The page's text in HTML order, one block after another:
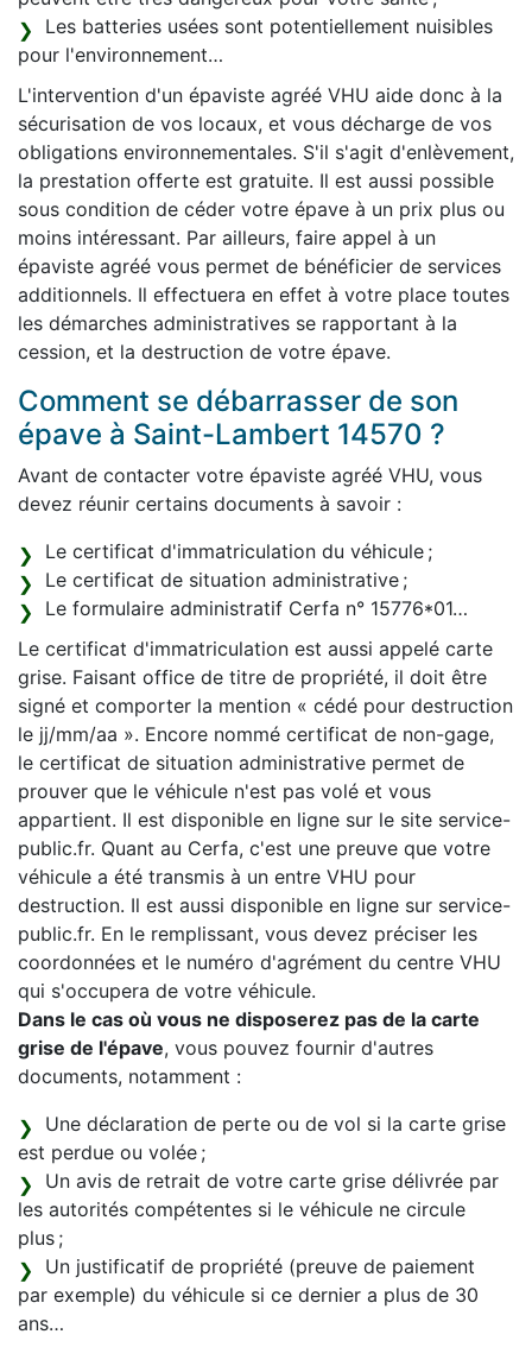
Les batteries usées sont potentiellement nuisibles
pour l'environnement…
L'intervention d'un épaviste agréé VHU aide donc à la
sécurisation de vos locaux, et vous décharge de vos
obligations environnementales. S'il s'agit d'enlèvement,
la prestation offerte est gratuite. Il est aussi possible
sous condition de céder votre épave à un prix plus ou
moins intéressant. Par ailleurs, faire appel à un
épaviste agréé vous permet de bénéficier de services
additionnels. Il effectuera en effet à votre place toutes
les démarches administratives se rapportant à la
cession, et la destruction de votre épave.
Comment se débarrasser de son
épave à Saint-Lambert 14570 ?
Avant de contacter votre épaviste agréé VHU, vous
devez réunir certains documents à savoir :
Le certificat d'immatriculation du véhicule ;
Le certificat de situation administrative ;
Le formulaire administratif Cerfa n° 15776*01…
Le certificat d'immatriculation est aussi appelé carte
grise. Faisant office de titre de propriété, il doit être
signé et comporter la mention « cédé pour destruction
le jj/mm/aa ». Encore nommé certificat de non-gage,
le certificat de situation administrative permet de
prouver que le véhicule n'est pas volé et vous
appartient. Il est disponible en ligne sur le site service-
public.fr. Quant au Cerfa, c'est une preuve que votre
véhicule a été transmis à un entre VHU pour
destruction. Il est aussi disponible en ligne sur service-
public.fr. En le remplissant, vous devez préciser les
coordonnées et le numéro d'agrément du centre VHU
qui s'occupera de votre véhicule.
Dans le cas où vous ne disposerez pas de la carte
grise de l'épave, vous pouvez fournir d'autres
documents, notamment :
Une déclaration de perte ou de vol si la carte grise
est perdue ou volée ;
Un avis de retrait de votre carte grise délivrée par
les autorités compétentes si le véhicule ne circule
plus ;
Un justificatif de propriété (preuve de paiement
par exemple) du véhicule si ce dernier a plus de 30
ans…